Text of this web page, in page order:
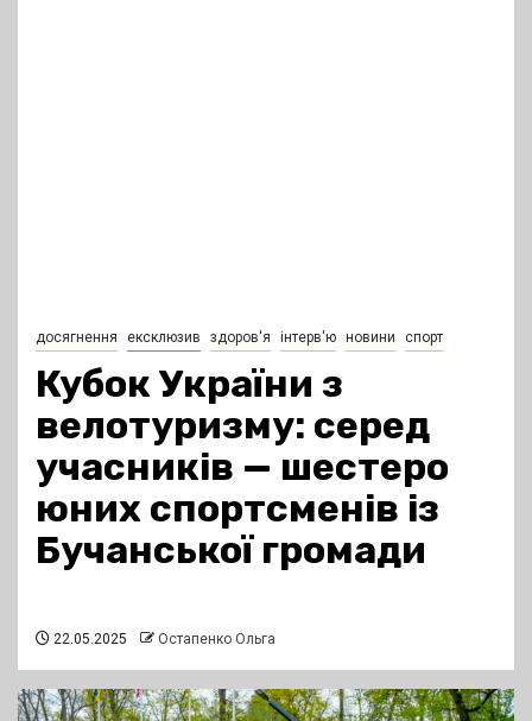
досягнення ексклюзив здоров'я інтерв'ю новини спорт
Кубок України з
велотуризму: серед
учасників — шестеро
юних спортсменів із
Бучанської громади
22.05.2025 Остапенко Ольга